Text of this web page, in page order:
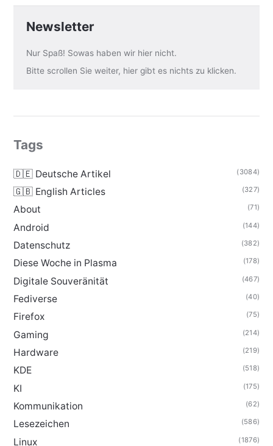
Newsletter
Nur Spaß! Sowas haben wir hier nicht.
Bitte scrollen Sie weiter, hier gibt es nichts zu klicken.
Tags
🇩🇪 Deutsche Artikel (3084)
🇬🇧 English Articles (327)
About (71)
Android (144)
Datenschutz (382)
Diese Woche in Plasma (178)
Digitale Souveränität (467)
Fediverse (40)
Firefox (75)
Gaming (214)
Hardware (219)
KDE (518)
KI (175)
Kommunikation (62)
Lesezeichen (586)
Linux (1876)